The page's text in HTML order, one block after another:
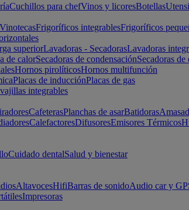
Cuchillos para chefVinos y licoresBotellas
VinotecasFrigoríficos integrablesFrigoríficos
superiorLavadoras - SecadorasLavadoras
de calorSecadoras de condensaciónSecadoras de
Hornos pirolíticosHornos multifunción
Placas de inducciónPlacas de gas
integrables
CafeterasPlanchas de asarBatidoras
CalefactoresDifusoresEmisores Térmicos
Cuidado dentalSalud y bienestar
AltavocesHifiBarras de sonidoAudio car y
Impresoras